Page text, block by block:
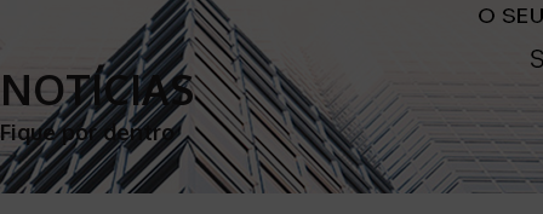
NOTÍCIAS
Fique por dentro